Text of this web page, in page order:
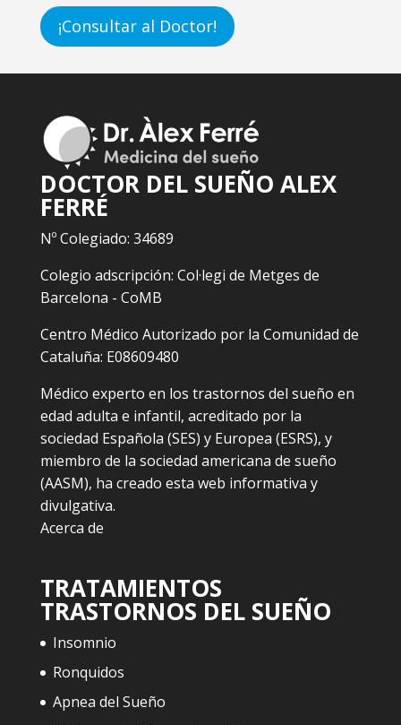
¡Consultar al Doctor!
DOCTOR DEL SUEÑO ALEX
FERRÉ
Nº Colegiado: 34689
Colegio adscripción: Col·legi de Metges de
Barcelona - CoMB
Centro Médico Autorizado por la Comunidad de
Cataluña: E08609480
Médico experto en los trastornos del sueño en
edad adulta e infantil, acreditado por la
sociedad Española (SES) y Europea (ESRS), y
miembro de la sociedad americana de sueño
(AASM), ha creado esta web informativa y
divulgativa.
Acerca de
TRATAMIENTOS
TRASTORNOS DEL SUEÑO
Insomnio
Ronquidos
Apnea del Sueño